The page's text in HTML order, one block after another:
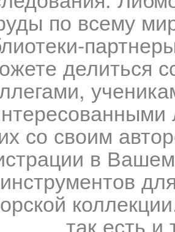
по всему
делиться
со своим
в
инструментов
так есть и